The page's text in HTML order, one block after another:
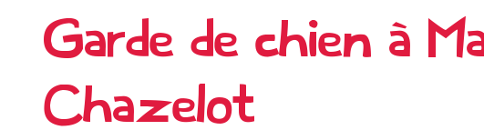
Garde de chien à
Chazelot